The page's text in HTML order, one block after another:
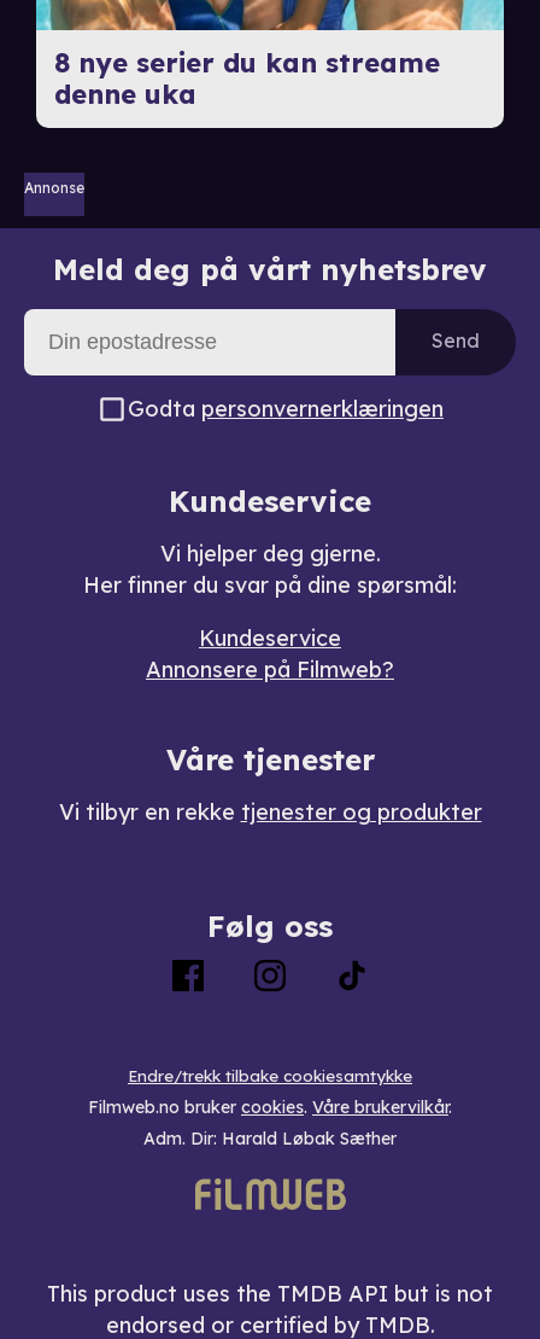
8 nye serier du kan streame
denne uka
Annonse
Meld deg på vårt nyhetsbrev
Send
Godta personvernerklæringen
Kundeservice
Vi hjelper deg gjerne.
Her finner du svar på dine spørsmål:
Kundeservice
Annonsere på Filmweb?
Våre tjenester
Vi tilbyr en rekke tjenester og produkter
Følg oss
Endre/trekk tilbake cookiesamtykke
Filmweb.no bruker cookies. Våre brukervilkår.
Adm. Dir: Harald Løbak Sæther
This product uses the TMDB API but is not
endorsed or certified by TMDB.